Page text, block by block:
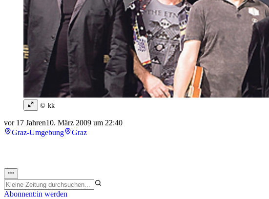
© kk
vor 17 Jahren10. März 2009 um 22:40
Graz-Umgebung
Graz
Abonnent:in werden